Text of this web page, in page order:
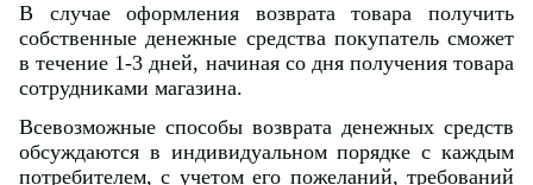
В случае оформления возврата товара получить
собственные денежные средства покупатель сможет
в течение 1-3 дней, начиная со дня получения товара
сотрудниками магазина.
Всевозможные способы возврата денежных средств
обсуждаются в индивидуальном порядке с каждым
потребителем, с учетом его пожеланий, требований